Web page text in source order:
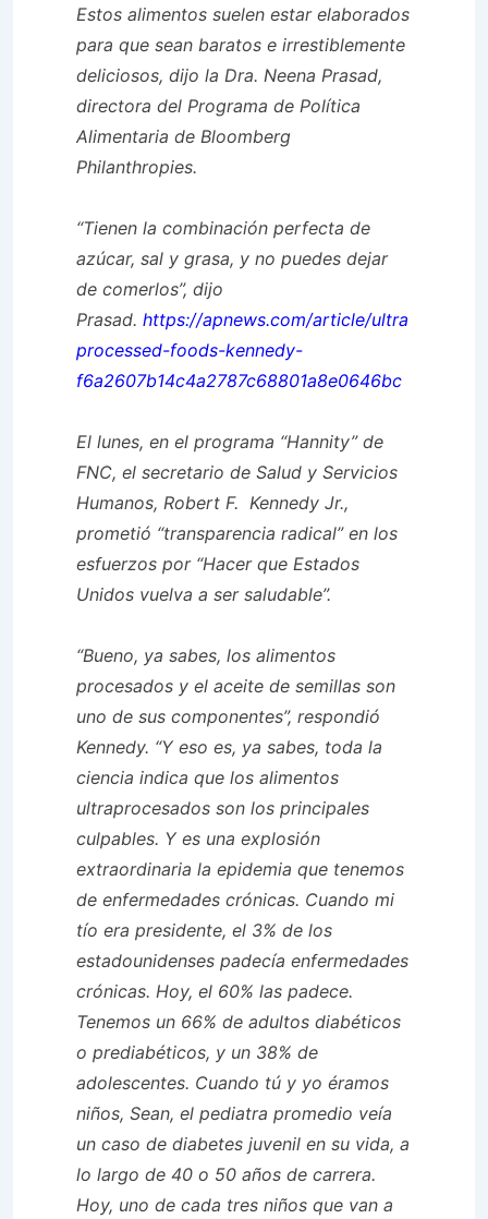
Estos alimentos suelen estar elaborados
para que sean baratos e irrestiblemente
deliciosos, dijo la Dra. Neena Prasad,
directora del Programa de Política
Alimentaria de Bloomberg
Philanthropies.
“Tienen la combinación perfecta de
azúcar, sal y grasa, y no puedes dejar
de comerlos”, dijo
Prasad. https://apnews.com/article/ultra
processed-foods-kennedy-
f6a2607b14c4a2787c68801a8e0646bc
El lunes, en el programa “Hannity” de
FNC, el secretario de Salud y Servicios
Humanos, Robert F. Kennedy Jr.,
prometió “transparencia radical” en los
esfuerzos por “Hacer que Estados
Unidos vuelva a ser saludable”.
“Bueno, ya sabes, los alimentos
procesados ​​y el aceite de semillas son
uno de sus componentes”, respondió
Kennedy. “Y eso es, ya sabes, toda la
ciencia indica que los alimentos
ultraprocesados ​​son los principales
culpables. Y es una explosión
extraordinaria la epidemia que tenemos
de enfermedades crónicas. Cuando mi
tío era presidente, el 3% de los
estadounidenses padecía enfermedades
crónicas. Hoy, el 60% las padece.
Tenemos un 66% de adultos diabéticos
o prediabéticos, y un 38% de
adolescentes. Cuando tú y yo éramos
niños, Sean, el pediatra promedio veía
un caso de diabetes juvenil en su vida, a
lo largo de 40 o 50 años de carrera.
Hoy, uno de cada tres niños que van a